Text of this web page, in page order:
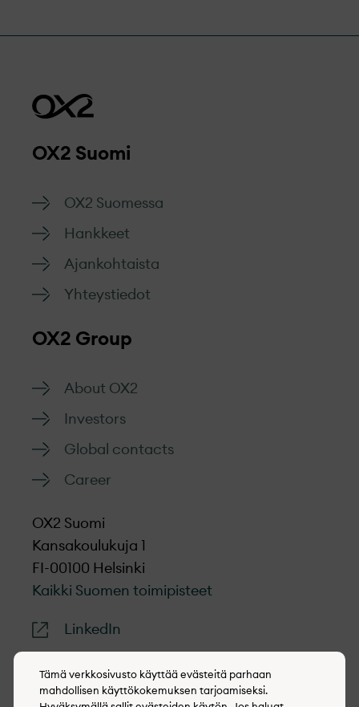
OX2 Suomi
OX2 Suomessa
Hankkeet
Ajankohtaista
Yhteystiedot
OX2 Group
About OX2
Investors
Global contacts
Career
OX2 Suomi
Kansakoulukuja 1
FI-00100 Helsinki
Kaikki Suomen toimipisteet
LinkedIn
Tämä verkkosivusto käyttää evästeitä parhaan
mahdollisen käyttökokemuksen tarjoamiseksi.